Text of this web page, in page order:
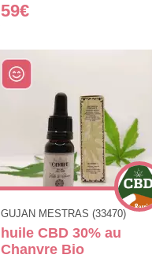
59€
GUJAN MESTRAS (33470)
huile CBD 30% au
Chanvre Bio